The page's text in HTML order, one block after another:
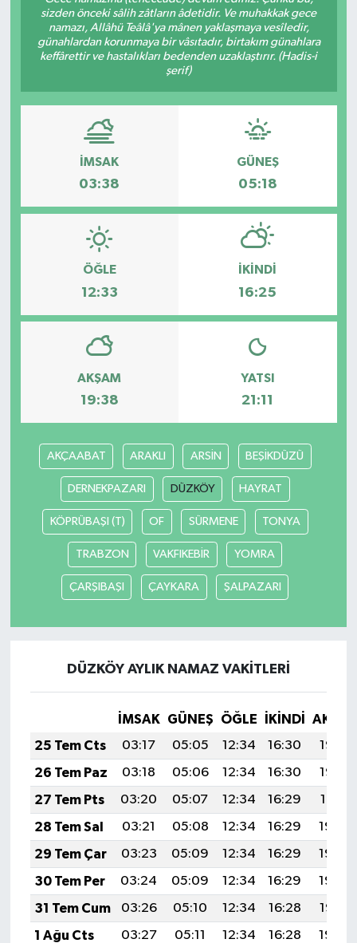
sizden önceki sâlih zâtların âdetidir. Ve muhakkak gece
namazı, Allâhü Teâlâ'ya mânen yaklaşmaya vesîledir,
günahlardan korunmaya bir vâsıtadır, birtakım günahlara
keffârettir ve hastalıkları bedenden uzaklaştırır. (Hadis-i
şerif)
İMSAK
03:38
GÜNEŞ
05:18
ÖĞLE
12:33
İKINDI
16:25
AKŞAM
19:38
YATSI
21:11
AKÇAABAT ARAKLI ARSİN BEŞİKDÜZÜ
DERNEKPAZARI DÜZKÖY HAYRAT
KÖPRÜBAŞI (T) OF SÜRMENE TONYA
TRABZON VAKFIKEBİR YOMRA
ÇARŞIBAŞI ÇAYKARA ŞALPAZARI
DÜZKÖY AYLIK NAMAZ VAKITLERI
İMSAK GÜNEŞ ÖĞLE İKINDI
25 Tem Cts
03:17 05:05 12:34 16:30
19:53
26 Tem Paz
03:18 05:06 12:34 16:30
19:52
27 Tem Pts
03:20 05:07 12:34 16:29
19:51
28 Tem Sal
03:21 05:08 12:34 16:29
19:50
29 Tem Çar
03:23 05:09 12:34 16:29
19:49
30 Tem Per
03:24 05:09 12:34 16:29
19:48
31 Tem Cum
03:26 05:10 12:34 16:28
19:47
1 Ağu Cts
03:27 05:11 12:34 16:28
19:46